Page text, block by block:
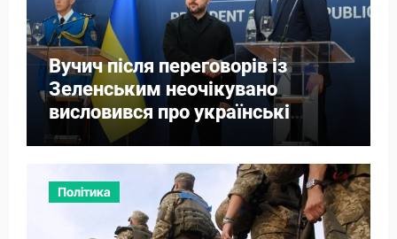
Вучич після переговорів із
Зеленським неочікувано
висловився про українські
території
Політика